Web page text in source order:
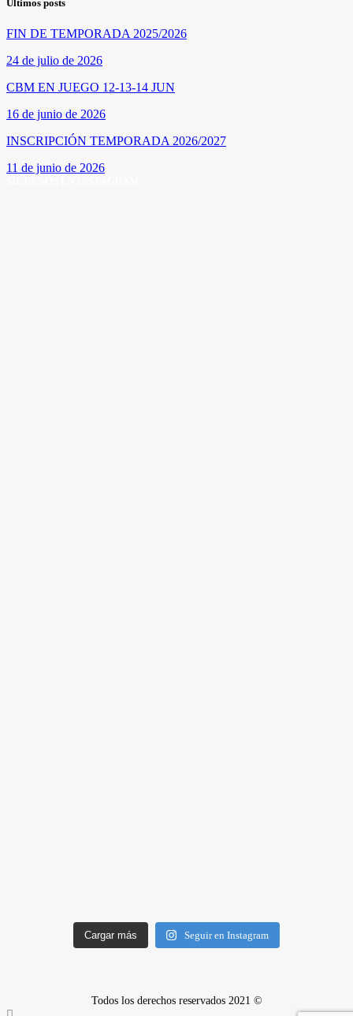
Últimos posts
FIN DE TEMPORADA 2025/2026
24 de julio de 2026
CBM EN JUEGO 12-13-14 JUN
16 de junio de 2026
INSCRIPCIÓN TEMPORADA 2026/2027
11 de junio de 2026
Cargar más Seguir en Instagram
Todos los derechos reservados 2021 ©